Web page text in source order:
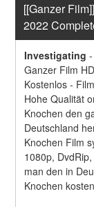
[[Ganzer
2022
Investigating -
Ganzer Film
Kostenlos -
Hohe Qualität
Knochen den
Deutschland
Knochen Film
1080p,
man den in
Knochen